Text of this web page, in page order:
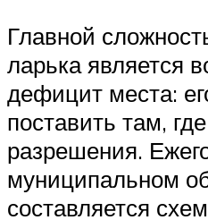
Главной
ларька является
дефицит места:
поставить там,
разрешения.
муниципальном
составляется